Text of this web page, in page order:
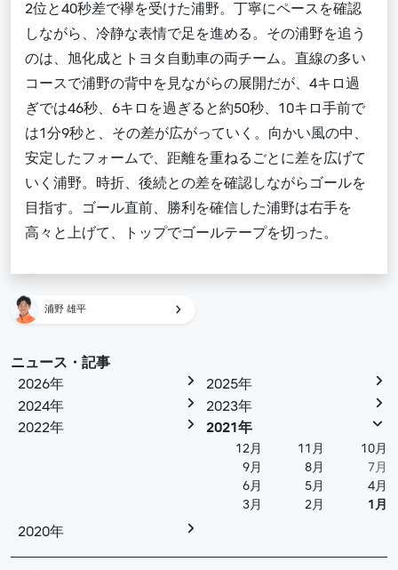
2位と40秒差で襷を受けた浦野。丁寧にペースを確認
しながら、冷静な表情で足を進める。その浦野を追う
のは、旭化成とトヨタ自動車の両チーム。直線の多い
コースで浦野の背中を見ながらの展開だが、4キロ過
ぎでは46秒、6キロを過ぎると約50秒、10キロ手前で
は1分9秒と、その差が広がっていく。向かい風の中、
安定したフォームで、距離を重ねるごとに差を広げて
いく浦野。時折、後続との差を確認しながらゴールを
目指す。ゴール直前、勝利を確信した浦野は右手を
高々と上げて、トップでゴールテープを切った。
浦野 雄平
ニュース・記事
2026年
2025年
2024年
2023年
2022年
2021年
12月 11月
10月
9月
8月
7月
6月
5月
4月
3月
2月 1月
2020年